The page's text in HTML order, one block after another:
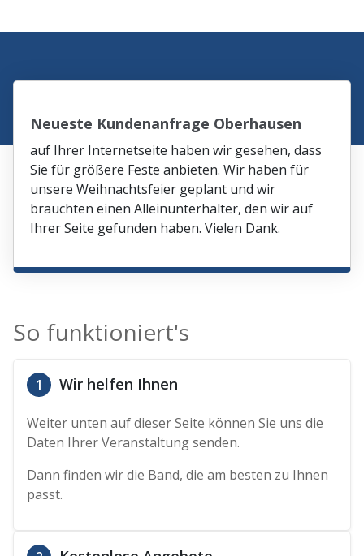
Neueste Kundenanfrage Oberhausen
auf Ihrer Internetseite haben wir gesehen, dass
Sie für größere Feste anbieten. Wir haben für
unsere Weihnachtsfeier geplant und wir
brauchten einen Alleinunterhalter, den wir auf
Ihrer Seite gefunden haben. Vielen Dank.
So funktioniert's
1 Wir helfen Ihnen
Weiter unten auf dieser Seite können Sie uns die
Daten Ihrer Veranstaltung senden.
Dann finden wir die Band, die am besten zu Ihnen
passt.